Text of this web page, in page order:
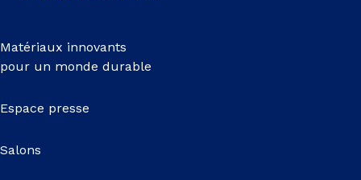
Matériaux innovants
pour un monde durable
Espace presse
Salons